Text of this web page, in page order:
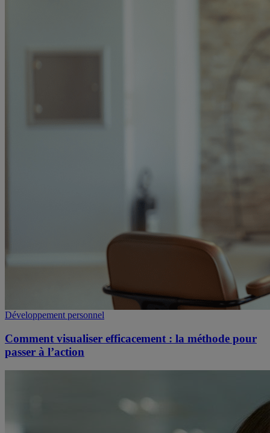
Développement personnel
Comment visualiser efficacement : la méthode pour
passer à l’action